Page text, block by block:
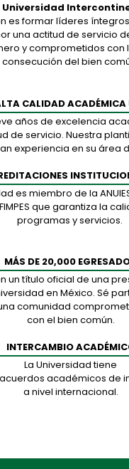
Universidad
es formar líderes
una actitud de servicio
y comprometidos con
consecución del bien
CALIDAD ACADÉMICA
años de excelencia
de servicio. Nuestra
experiencia en su área
es miembro de la
que garantiza la
programas y servicios.
MÁS DE 20,000
un título oficial de una
en México. Sé
comunidad
con el bien común.
INTERCAMBIO
La Universidad tiene
académicos de
a nivel internacional.